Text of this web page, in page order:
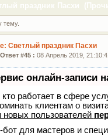
праздник Пасхи
тему.
Светлый праздник Пасхи
Ответ #45 : 08 Апрель 2019,
онлайн-записи
кто работает в сфере
клиентам о
новых пользователей
бот для мастеров и